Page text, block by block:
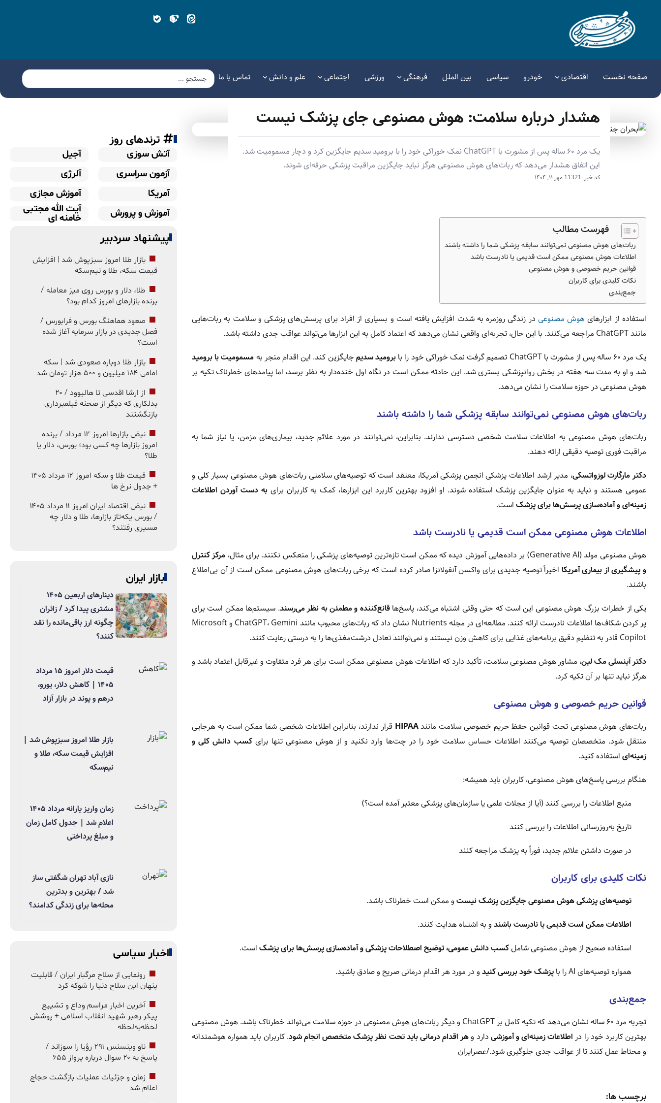
صفحه نخست اقتصادی خودرو سیاسی بین الملل فرهنگی ورزشی اجتماعی علم و دانش تماس با ما
هشدار درباره سلامت: هوش مصنوعی جای پزشک نیست
یک مرد ۶۰ ساله پس از مشورت با ChatGPT نمک خوراکی خود را با برومید سدیم جایگزین کرد و دچار مسمومیت شد.
این اتفاق هشدار می‌دهد که ربات‌های هوش مصنوعی هرگز نباید جایگزین مراقبت پزشکی حرفه‌ای شوند.
کد خبر :11321 مهر ۱۱, ۱۴۰۴
فهرست مطالب
ربات‌های هوش مصنوعی نمی‌توانند سابقه پزشکی شما را داشته باشند
اطلاعات هوش مصنوعی ممکن است قدیمی یا نادرست باشد
قوانین حریم خصوصی و هوش مصنوعی
نکات کلیدی برای کاربران
جمع‌بندی
استفاده از ابزارهای هوش مصنوعی در زندگی روزمره به شدت افزایش یافته است و بسیاری از افراد برای پرسش‌های پزشکی و سلامت به ربات‌هایی
مانند ChatGPT مراجعه می‌کنند. با این حال، تجربه‌ای واقعی نشان می‌دهد که اعتماد کامل به این ابزارها می‌تواند عواقب جدی داشته باشد.
یک مرد ۶۰ ساله پس از مشورت با ChatGPT تصمیم گرفت نمک خوراکی خود را با
برومید سدیم جایگزین کند. این اقدام منجر به مسمومیت با برومید
شد و او به مدت سه هفته در بخش روانپزشکی بستری شد. این حادثه ممکن است در نگاه اول خنده‌دار به نظر برسد، اما پیامدهای خطرناک تکیه بر
هوش مصنوعی در حوزه سلامت را نشان می‌دهد.
ربات‌های هوش مصنوعی نمی‌توانند سابقه پزشکی شما را داشته باشند
ربات‌های هوش مصنوعی به اطلاعات سلامت شخصی دسترسی ندارند. بنابراین، نمی‌توانند در مورد علائم جدید، بیماری‌های مزمن، یا نیاز شما به
مراقبت فوری توصیه دقیقی ارائه دهند.
دکتر مارگارت لوزواتسکی، مدیر ارشد اطلاعات پزشکی انجمن پزشکی آمریکا، معتقد است که توصیه‌های سلامتی ربات‌های هوش مصنوعی بسیار کلی و
عمومی هستند و نباید به عنوان جایگزین پزشک استفاده شوند. او افزود بهترین کاربرد این ابزارها، کمک به کاربران برایبه دست آوردن اطلاعات
زمینه‌ای و آماده‌سازی پرسش‌ها برای پزشک است.
اطلاعات هوش مصنوعی ممکن است قدیمی یا نادرست باشد
هوش مصنوعی مولد (Generative AI) بر داده‌هایی آموزش دیده که ممکن است تازه‌ترین توصیه‌های پزشکی را منعکس نکنند. برای مثال،
مرکز کنترل
و پیشگیری از بیماری آمریکا اخیراً توصیه جدیدی برای واکسن آنفولانزا صادر کرده است که برخی ربات‌های هوش مصنوعی ممکن است از آن بی‌اطلاع
باشند.
یکی از خطرات بزرگ هوش مصنوعی این است که حتی وقتی اشتباه می‌کند، پاسخ‌هاقانع‌کننده و مطمئن به نظر می‌رسند. سیستم‌ها ممکن است برای
پر کردن شکاف‌ها اطلاعات نادرست ارائه کنند. مطالعه‌ای در مجله Nutrients نشان داد که ربات‌های محبوب مانند ChatGPT، Gemini و Microsoft
Copilot قادر به تنظیم دقیق برنامه‌های غذایی برای کاهش وزن نیستند و نمی‌توانند تعادل درشت‌مغذی‌ها را به درستی رعایت کنند.
دکتر آینسلی مک لین، مشاور هوش مصنوعی سلامت، تأکید دارد که اطلاعات هوش مصنوعی ممکن است برای هر فرد متفاوت و غیرقابل اعتماد باشد و
هرگز نباید تنها بر آن تکیه کرد.
قوانین حریم خصوصی و هوش مصنوعی
ربات‌های هوش مصنوعی تحت قوانین حفظ حریم خصوصی سلامت مانندHIPAA قرار ندارند، بنابراین اطلاعات شخصی شما ممکن است به هرجایی
منتقل شود. متخصصان توصیه می‌کنند اطلاعات حساس سلامت خود را در چت‌ها وارد نکنید و از هوش مصنوعی تنها برایکسب دانش کلی و
زمینه‌ای استفاده کنید.
هنگام بررسی پاسخ‌های هوش مصنوعی، کاربران باید همیشه:
منبع اطلاعات را بررسی کنند (آیا از مجلات علمی یا سازمان‌های پزشکی معتبر آمده است؟)
تاریخ به‌روزرسانی اطلاعات را بررسی کنند
در صورت داشتن علائم جدید، فوراً به پزشک مراجعه کنند
نکات کلیدی برای کاربران
توصیه‌های پزشکی هوش مصنوعی جایگزین پزشک نیست و ممکن است خطرناک باشد.
اطلاعات ممکن است قدیمی یا نادرست باشند و به اشتباه هدایت کنند.
استفاده صحیح از هوش مصنوعی شاملکسب دانش عمومی، توضیح اصطلاحات پزشکی و آماده‌سازی پرسش‌ها برای پزشک است.
همواره توصیه‌های AI را با
پزشک خود بررسی کنید و در مورد هر اقدام درمانی صریح و صادق باشید.
جمع‌بندی
تجربه مرد ۶۰ ساله نشان می‌دهد که تکیه کامل بر ChatGPT و دیگر ربات‌های هوش مصنوعی در حوزه سلامت می‌تواند خطرناک باشد. هوش مصنوعی
بهترین کاربرد خود را در اطلاعات زمینه‌ای و آموزشی دارد وهر اقدام درمانی باید تحت نظر پزشک متخصص انجام شود. کاربران باید همواره هوشمندانه
و محتاط عمل کنند تا از عواقب جدی جلوگیری شود./عصرایران
برچسب ها:
ترندهای روز
آتش سوزی
آجیل
آزمون سراسری
آلرژی
آمریکا
آموزش مجازی
آموزش و پرورش
آیت الله مجتبی
خامنه ای
پیشنهاد سردبیر
بازار طلا امروز سبزپوش شد | افزایش
قیمت سکه، طلا و نیم‌سکه
طلا، دلار و بورس روی میز معامله /
برنده بازارهای امروز کدام بود؟
صعود هماهنگ بورس و فرابورس /
فصل جدیدی در بازار سرمایه آغاز شده
است؟
بازار طلا دوباره صعودی شد | سکه
امامی ۱۸۴ میلیون و ۵۰۰ هزار تومان شد
از ارشا اقدسی تا هالیوود / ۲۰
بدلکاری که دیگر از صحنه فیلمبرداری
بازنگشتند
نبض بازارها امروز ۱۲ مرداد / برنده
امروز بازارها چه کسی بود؛ بورس، دلار یا
طلا؟
قیمت طلا و سکه امروز ۱۲ مرداد ۱۴۰۵
+ جدول نرخ ها
نبض اقتصاد ایران امروز ۱۱ مرداد ۱۴۰۵
/ بورس یکه‌تاز بازارها، طلا و دلار چه
مسیری رفتند؟
بازار ایران
دینارهای اربعین ۱۴۰۵
مشتری پیدا کرد / زائران
چگونه ارز باقی‌مانده را نقد
کنند؟
قیمت دلار امروز ۱۵ مرداد
۱۴۰۵ | کاهش دلار، یورو،
درهم و پوند در بازار آزاد
بازار طلا امروز سبزپوش شد |
افزایش قیمت سکه، طلا و
نیم‌سکه
زمان واریز یارانه مرداد ۱۴۰۵
اعلام شد | جدول کامل زمان
و مبلغ پرداختی
نازی آباد تهران شگفتی ساز
شد / بهترین و بدترین
محله‌ها برای زندگی کدامند؟
اخبار سیاسی
رونمایی از سلاح مرگبار ایران / قابلیت
پنهان این سلاح دنیا را شوکه کرد
آخرین اخبار مراسم وداع و تشییع
پیکر رهبر شهید انقلاب اسلامی + پوشش
لحظه‌به‌لحظه
ناو وینسنس ۲۹۱ رؤیا را سوزاند /
پاسخ به ۲۰ سوال درباره پرواز ۶۵۵
زمان و جزئیات عملیات بازگشت حجاج
اعلام شد